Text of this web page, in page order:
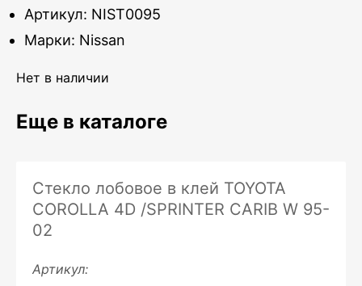
Артикул: NIST0095
Марки: Nissan
Нет в наличии
Еще в каталоге
Стекло лобовое в клей TOYOTA
COROLLA 4D /SPRINTER CARIB W 95-
02
Артикул: